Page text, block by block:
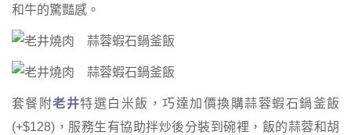
和牛的驚豔感。
套餐附老井特選白米飯，巧達加價換購蒜蓉蝦石鍋釜飯
(+$128)，服務生有協助拌炒後分裝到碗裡，飯的蒜蓉和胡